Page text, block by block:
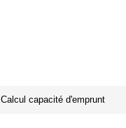
Calcul capacité d'emprunt